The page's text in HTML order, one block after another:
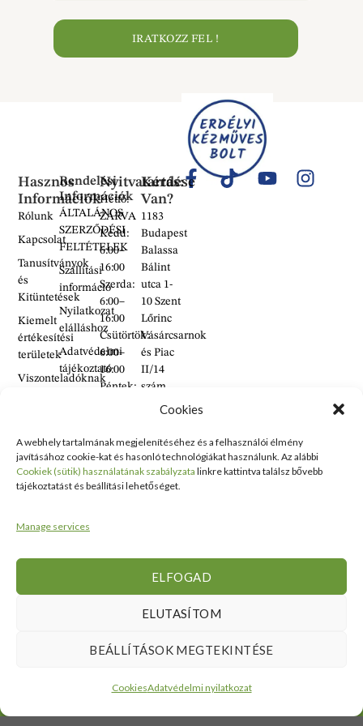
Cookies
A webhely tartalmának megjelenítéséhez és a felhasználói élmény
javításához cookie-kat és hasonló technológiákat használunk. Az alábbi
Cookiek (sütik) használatának szabályzata linkre kattintva találsz bővebb
tájékoztatást és beállítási lehetőséget.
Manage services
ELFOGAD
ELUTASÍTOM
BEÁLLÍTÁSOK MEGTEKINTÉSE
CookiesAdatvédelmi nyilatkozat
IRATKOZZ FEL !
Hasznos
Információk
Rólunk
Kapcsolat
Tanusítványok
és
Kitüntetések
Kiemelt
értékesítési
területek
Viszonteladóknak
Rendelési
Információk
ÁLTALÁNOS
SZERZŐDÉSI
FELTÉTELEK
Szállítási
információ
Nyilatkozat
elálláshoz
Adatvédelmi
tájékoztató
Kérdése
Van?
1183
Budapest
Balassa
Bálint
utca 1-
10 Szent
Lőrinc
Vásárcsarnok
és Piac
II/14
szám
alatt
üzlet
+36 30
938
2626
Nyitvatartás:
Hétfő:
ZÁRVA
Kedd:
6:00–
16:00
Szerda:
6:00–
16:00
Csütörtök:
6:00–
16:00
Péntek:
Szombat:
6:00–
14:00
Vasárnap:
©2024 Erdélyi Kézműves Bolt Minden jog fenntartva